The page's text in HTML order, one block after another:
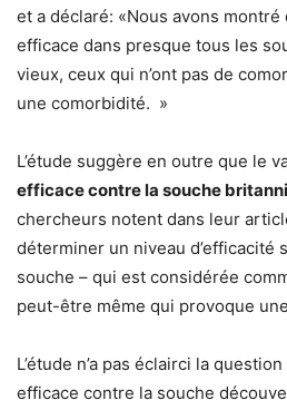
et a déclaré: «Nous avons
efficace dans presque tous les
vieux, ceux qui n’ont pas de
une comorbidité. »
L’étude suggère en outre que le
efficace contre la souche
chercheurs notent dans leur
déterminer un niveau d’efficacité
souche – qui est considérée
peut-être même qui provoque
L’étude n’a pas éclairci la
efficace contre la souche